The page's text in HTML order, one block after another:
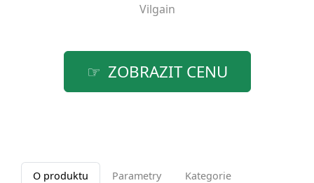
Vilgain
ZOBRAZIT CENU
O produktu Parametry Kategorie